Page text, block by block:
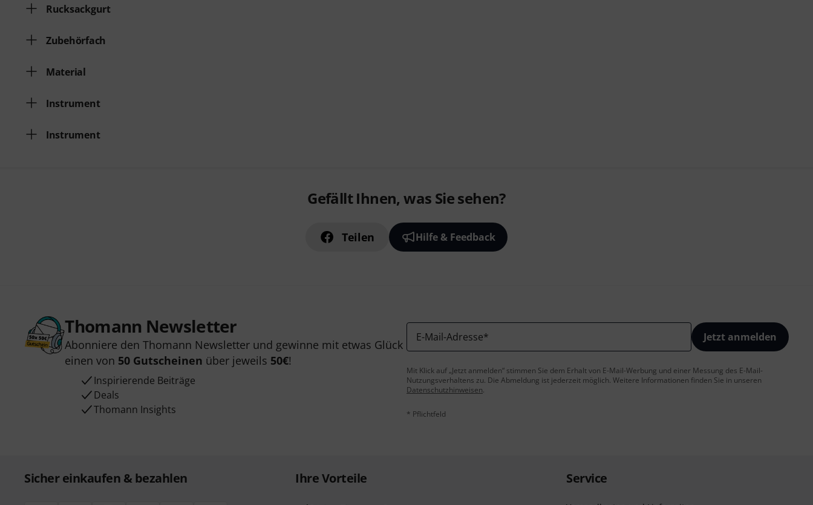
Rucksackgurt
Zubehörfach
Material
Instrument
Instrument
Gefällt Ihnen, was Sie sehen?
Teilen Hilfe & Feedback
Thomann Newsletter
Abonniere den Thomann Newsletter und gewinne mit etwas Glück
einen von 50 Gutscheinen über jeweils 50€!
Inspirierende Beiträge
Deals
Thomann Insights
E-Mail-Adresse* Jetzt anmelden
Mit Klick auf „Jetzt anmelden“ stimmen Sie dem Erhalt von E-Mail-Werbung und einer Messung des E-Mail-
Nutzungsverhaltens zu. Die Abmeldung ist jederzeit möglich. Weitere Informationen finden Sie in unseren
Datenschutzhinweisen.
* Pflichtfeld
Sicher einkaufen & bezahlen Ihre Vorteile Service